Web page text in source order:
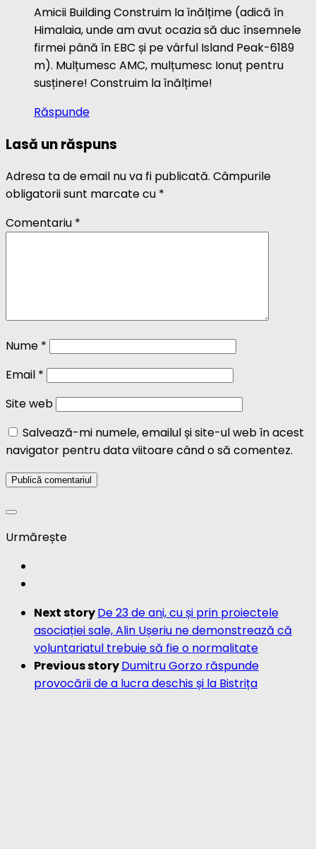
Amicii Building Construim la înălțime (adică în
Himalaia, unde am avut ocazia să duc însemnele
firmei până în EBC și pe vârful Island Peak-6189
m). Mulțumesc AMC, mulțumesc Ionuț pentru
susținere! Construim la înălțime!
Răspunde
Lasă un răspuns
Adresa ta de email nu va fi publicată. Câmpurile
obligatorii sunt marcate cu *
Comentariu *
Nume *
Email *
Site web
Salvează-mi numele, emailul și site-ul web în acest
navigator pentru data viitoare când o să comentez.
Next storyDe 23 de ani, cu și prin proiectele
asociației sale, Alin Ușeriu ne demonstrează că
voluntariatul trebuie să fie o normalitate
Previous storyDumitru Gorzo răspunde
provocării de a lucra deschis și la Bistrița